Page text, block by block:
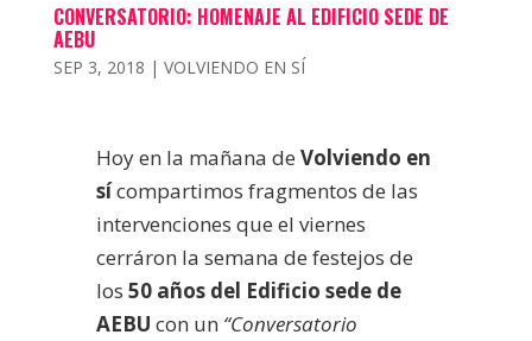
CONVERSATORIO: HOMENAJE AL EDIFICIO SEDE DE
AEBU
SEP 3, 2018 | VOLVIENDO EN SÍ
Hoy en la mañana de Volviendo en
sícompartimos fragmentos de las
intervenciones que el viernes
cerráron la semana de festejos de
los 50 años del Edificio sede de
AEBU con un “Conversatorio